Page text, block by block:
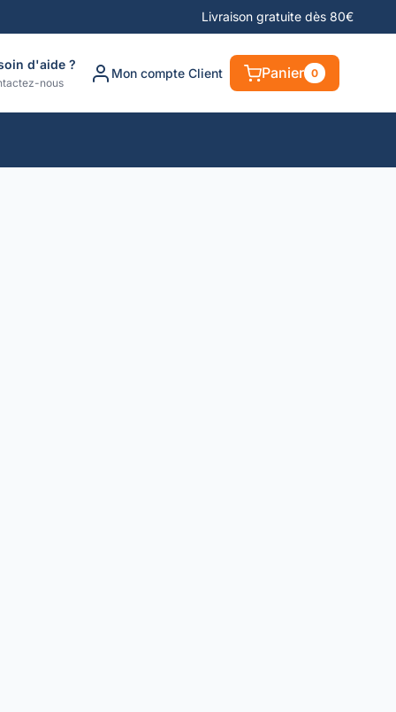
Livraison gratuite dès 80€
d'aide ?
nous
Mon compte Client Panier 0